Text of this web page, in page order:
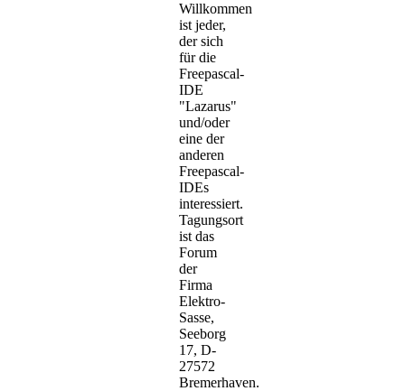
Willkommen
ist jeder,
der sich
für die
Freepascal-
IDE
"Lazarus"
und/oder
eine der
anderen
Freepascal-
IDEs
interessiert.
Tagungsort
ist das
Forum
der
Firma
Elektro-
Sasse,
Seeborg
17, D-
27572
Bremerhaven.